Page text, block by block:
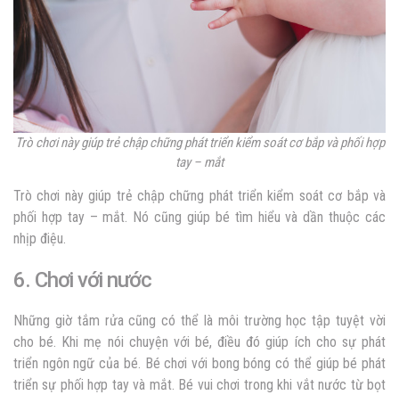
Trò chơi này giúp trẻ chập chững phát triển kiểm soát cơ bắp và phối hợp
tay – mắt
Trò chơi này giúp trẻ chập chững phát triển kiểm soát cơ bắp và
phối hợp tay – mắt. Nó cũng giúp bé tìm hiểu và dần thuộc các
nhịp điệu.
6. Chơi với nước
Những giờ tắm rửa cũng có thể là môi trường học tập tuyệt vời
cho bé. Khi mẹ nói chuyện với bé, điều đó giúp ích cho sự phát
triển ngôn ngữ của bé. Bé chơi với bong bóng có thể giúp bé phát
triển sự phối hợp tay và mắt. Bé vui chơi trong khi vắt nước từ bọt